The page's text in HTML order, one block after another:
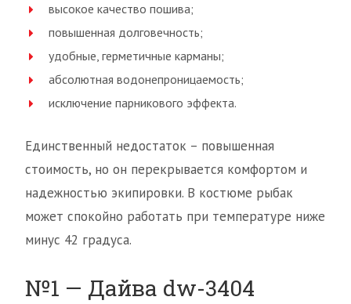
высокое качество пошива;
повышенная долговечность;
удобные, герметичные карманы;
абсолютная водонепроницаемость;
исключение парникового эффекта.
Единственный недостаток – повышенная
стоимость, но он перекрывается комфортом и
надежностью экипировки. В костюме рыбак
может спокойно работать при температуре ниже
минус 42 градуса.
№1 — Дайва dw-3404